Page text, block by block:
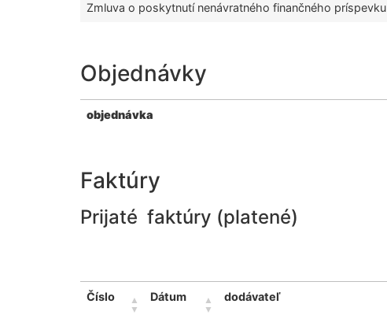
Zmluva o poskytnutí nenávratného finančného príspevku
Objednávky
objednávka
Faktúry
Prijaté faktúry (platené)
Číslo Dátum dodávateľ